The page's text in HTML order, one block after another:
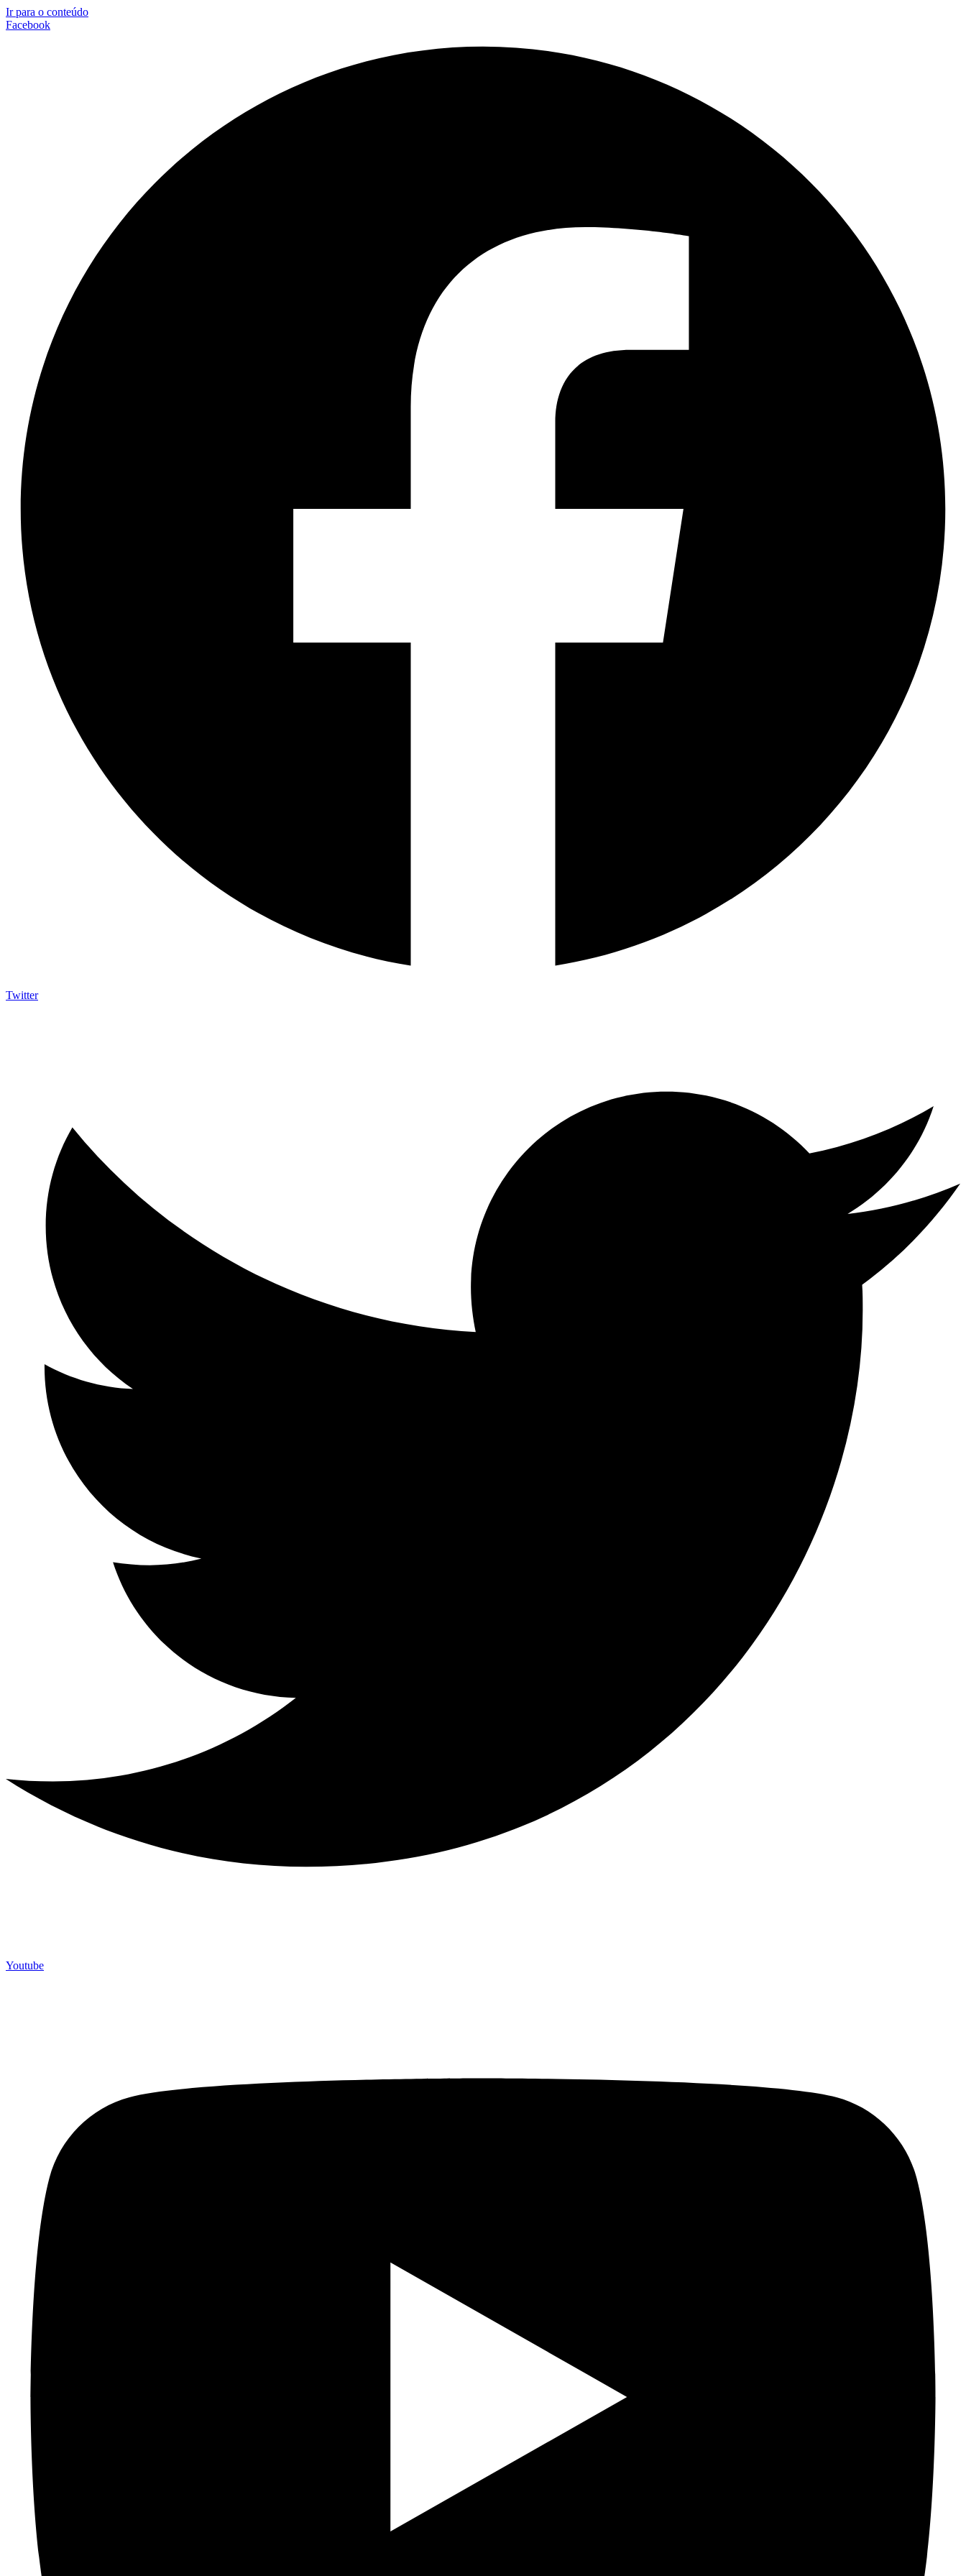
Ir para o conteúdo
Facebook
Twitter
Youtube